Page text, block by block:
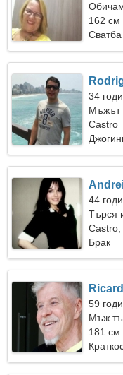
162 см
Сватба
34
Мъжът
Castro
44
Търся
Castro,
Брак
59
Мъж
181 см